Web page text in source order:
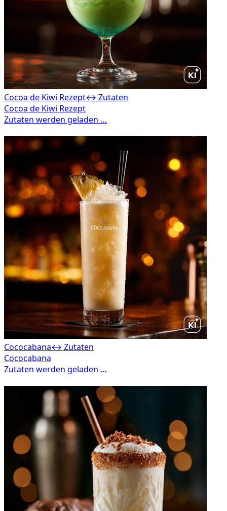
Cocoa de Kiwi Rezept↔ Zutaten
Cococabana↔ Zutaten